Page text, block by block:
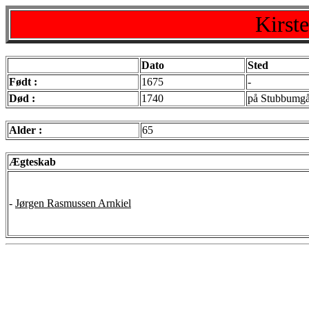
Dato
Sted
Født :
1675
-
Død :
1740 på
Alder : 65
Ægteskab
- Jørgen Rasmussen Arnkiel